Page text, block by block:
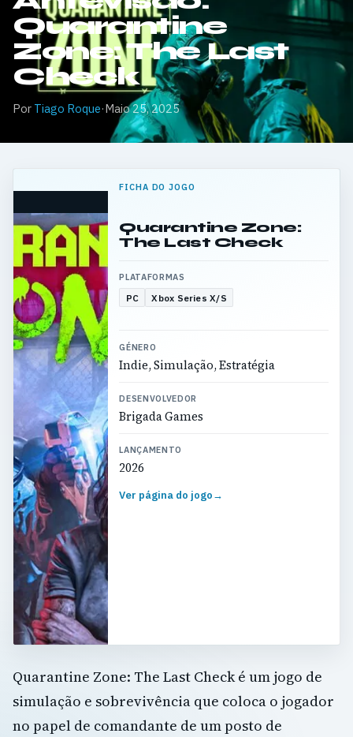
Quarantine
Zone: The Last
Check
Por Tiago Roque·Maio 25, 2025
FICHA DO JOGO
Quarantine Zone:
The Last Check
PLATAFORMAS
PC Xbox Series X/S
GÉNERO
Indie, Simulação, Estratégia
DESENVOLVEDOR
Brigada Games
LANÇAMENTO
2026
Ver página do jogo→
Quarantine Zone: The Last Check é um jogo de
simulação e sobrevivência que coloca o jogador
no papel de comandante de um posto de